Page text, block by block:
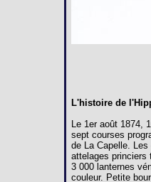
L'histoire de
Le 1er août 1874,
sept courses
de La Capelle.
attelages princiers
3 000 lanternes
couleur. Petite